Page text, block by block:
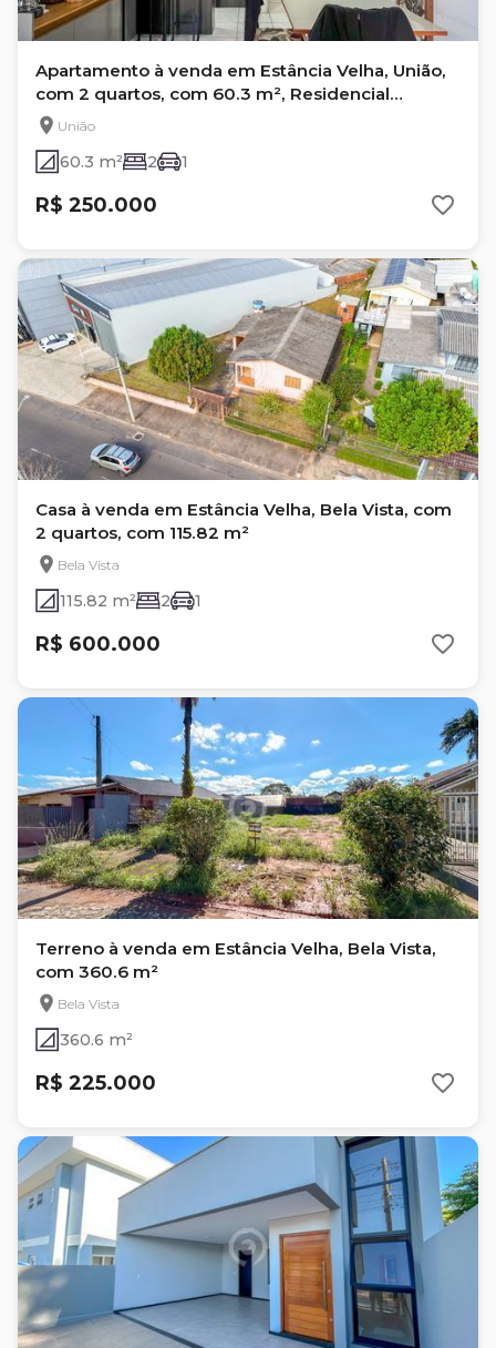
Apartamento à venda em Estância Velha, União,
com 2 quartos, com 60.3 m², Residencial
Santorini
União
60.3 m² 2 1
R$ 250.000
Casa à venda em Estância Velha, Bela Vista, com
2 quartos, com 115.82 m²
Bela Vista
115.82 m² 2 1
R$ 600.000
Terreno à venda em Estância Velha, Bela Vista,
com 360.6 m²
Bela Vista
360.6 m²
R$ 225.000